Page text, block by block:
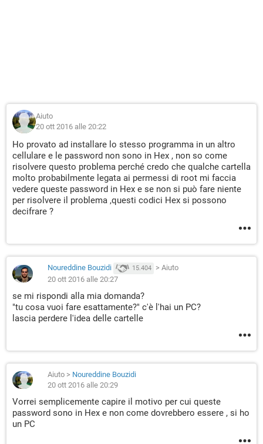
Aiuto
20 ott 2016 alle 20:22
Ho provato ad installare lo stesso programma in un altro
cellulare e le password non sono in Hex , non so come
risolvere questo problema perché credo che qualche cartella
molto probabilmente legata ai permessi di root mi faccia
vedere queste password in Hex e se non si può fare niente
per risolvere il problema ,questi codici Hex si possono
decifrare ?
Noureddine Bouzidi 15.404 > Aiuto
20 ott 2016 alle 20:27
se mi rispondi alla mia domanda?
"tu cosa vuoi fare esattamente?" c'è l'hai un PC?
lascia perdere l'idea delle cartelle
Aiuto > Noureddine Bouzidi
20 ott 2016 alle 20:29
Vorrei semplicemente capire il motivo per cui queste
password sono in Hex e non come dovrebbero essere , si ho
un PC